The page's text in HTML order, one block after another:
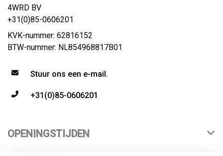
4WRD BV
+31(0)85-0606201
KVK-nummer: 62816152
BTW-nummer: NL854968817B01
Stuur ons een e-mail.
+31(0)85-0606201
OPENINGSTIJDEN